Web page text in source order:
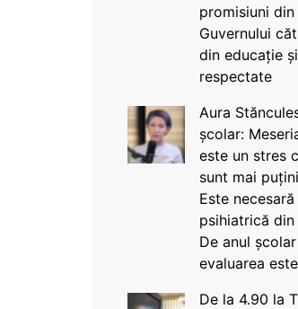
promisiuni
Guvernului
din educație
respectate
Aura
școlar:
este un stres
sunt mai
Este
psihiatrică
De anul
evaluarea
De la 4.90 la